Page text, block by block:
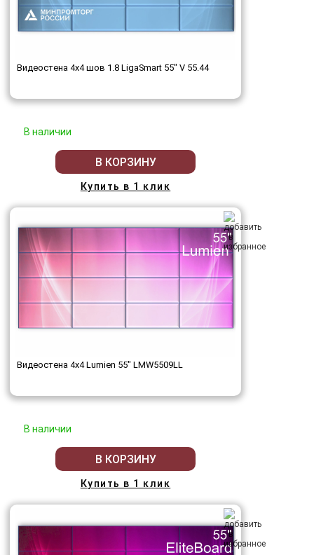
Видеостена 4x4 шов 1.8 LigaSmart 55" V 55.44
В наличии
В КОРЗИНУ
Купить в 1 клик
Видеостена 4x4 Lumien 55" LMW5509LL
В наличии
В КОРЗИНУ
Купить в 1 клик